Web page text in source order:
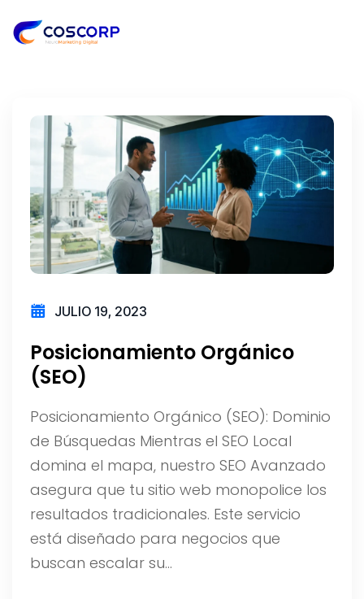
JULIO 19, 2023
Posicionamiento Orgánico
(SEO)
Posicionamiento Orgánico (SEO): Dominio
de Búsquedas Mientras el SEO Local
domina el mapa, nuestro SEO Avanzado
asegura que tu sitio web monopolice los
resultados tradicionales. Este servicio
está diseñado para negocios que
buscan escalar su…